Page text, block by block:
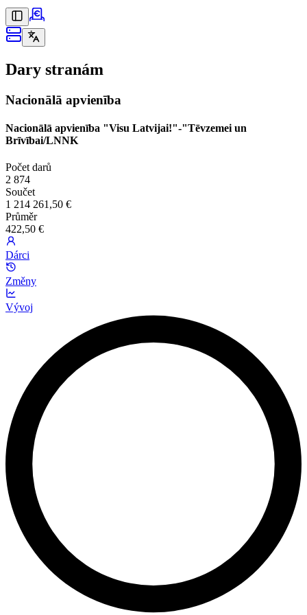
Dary stranám
Nacionālā apvienība
Nacionālā apvienība "Visu Latvijai!"-"Tēvzemei un
Brīvībai/LNNK
Počet darů
2 874
Součet
1 214 261,50 €
Průměr
422,50 €
Dárci
Změny
Vývoj